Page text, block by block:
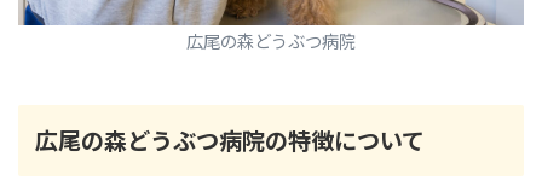
広尾の森どうぶつ病院
広尾の森どうぶつ病院の特徴について